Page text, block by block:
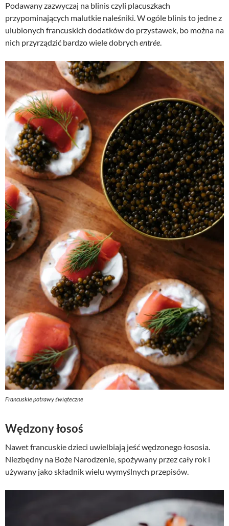
Podawany zazwyczaj na blinis czyli placuszkach
przypominających malutkie naleśniki. W ogóle blinis to jedne z
ulubionych francuskich dodatków do przystawek, bo można na
nich przyrządzić bardzo wiele dobrych entrée
Francuskie potrawy świąteczne
Wędzony łosoś
Nawet francuskie dzieci uwielbiają jeść wędzonego łososia.
Niezbędny na Boże Narodzenie, spożywany przez cały rok i
używany jako składnik wielu wymyślnych przepisów.